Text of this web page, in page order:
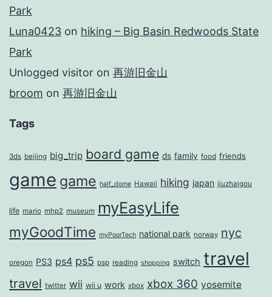
Park
Luna0423 on hiking – Big Basin Redwoods State
Park
Unlogged visitor on 再游旧金山
broom on 再游旧金山
Tags
3ds beijing big_trip board game ds family food friends
game game half_dome Hawaii hiking japan jiuzhaigou
life mario mhp2 museum myEasyLife
myGoodTime myPoorTech national park norway nyc
oregon PS3 ps4 ps5 psp reading shopping switch travel
travel twitter wii wii u work xbox xbox 360 yosemite